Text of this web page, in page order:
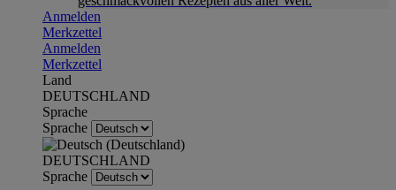
Anmelden
Merkzettel
Anmelden
Merkzettel
Land
DEUTSCHLAND
Sprache
Sprache
DEUTSCHLAND
Sprache